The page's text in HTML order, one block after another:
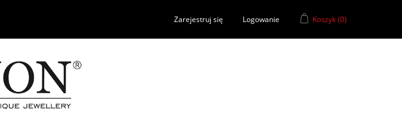
Zarejestruj się Logowanie Koszyk(0)